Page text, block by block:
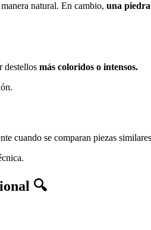
natural. En cambio, una
destellos más coloridos o intensos.
cuando se comparan piezas
🔍